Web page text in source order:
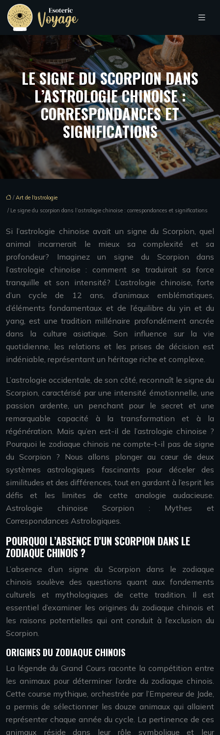
LE SIGNE DU SCORPION DANS
L’ASTROLOGIE CHINOISE :
CORRESPONDANCES ET
SIGNIFICATIONS
/Art de l'astrologie
/ Le signe du scorpion dans l’astrologie chinoise : correspondances et significations
Si l’astrologie chinoise avait un signe du Scorpion, quel
animal incarnerait le mieux sa complexité et sa
profondeur? Imaginez un signe du Scorpion dans
l’astrologie chinoise : comment se traduirait sa force
tranquille et son intensité? L’astrologie chinoise, forte
d’un cycle de 12 ans, d’animaux emblématiques,
d’éléments fondamentaux et de l’équilibre du yin et du
yang, est une tradition millénaire profondément ancrée
dans la culture asiatique. Son influence sur la vie
quotidienne, les relations et les prises de décision est
indéniable, représentant un héritage riche et complexe.
L’astrologie occidentale, de son côté, reconnaît le signe du
Scorpion, caractérisé par une intensité émotionnelle, une
passion ardente, un penchant pour le secret et une
remarquable capacité à la transformation et à la
régénération. Mais qu’en est-il de l’astrologie chinoise ?
Pourquoi le zodiaque chinois ne compte-t-il pas de signe
du Scorpion ? Nous allons plonger au cœur de deux
systèmes astrologiques fascinants pour déceler des
similitudes et des différences, tout en gardant à l’esprit les
défis et les limites de cette analogie audacieuse.
Astrologie chinoise Scorpion : Mythes et
Correspondances Astrologiques.
POURQUOI L’ABSENCE D’UN SCORPION DANS LE
ZODIAQUE CHINOIS ?
L’absence d’un signe du Scorpion dans le zodiaque
chinois soulève des questions quant aux fondements
culturels et mythologiques de cette tradition. Il est
essentiel d’examiner les origines du zodiaque chinois et
les raisons potentielles qui ont conduit à l’exclusion du
Scorpion.
ORIGINES DU ZODIAQUE CHINOIS
La légende du Grand Cours raconte la compétition entre
les animaux pour déterminer l’ordre du zodiaque chinois.
Cette course mythique, orchestrée par l’Empereur de Jade,
a permis de sélectionner les douze animaux qui allaient
représenter chaque année du cycle. La pertinence de ces
animaux réside dans leur rôle symbolique et leur